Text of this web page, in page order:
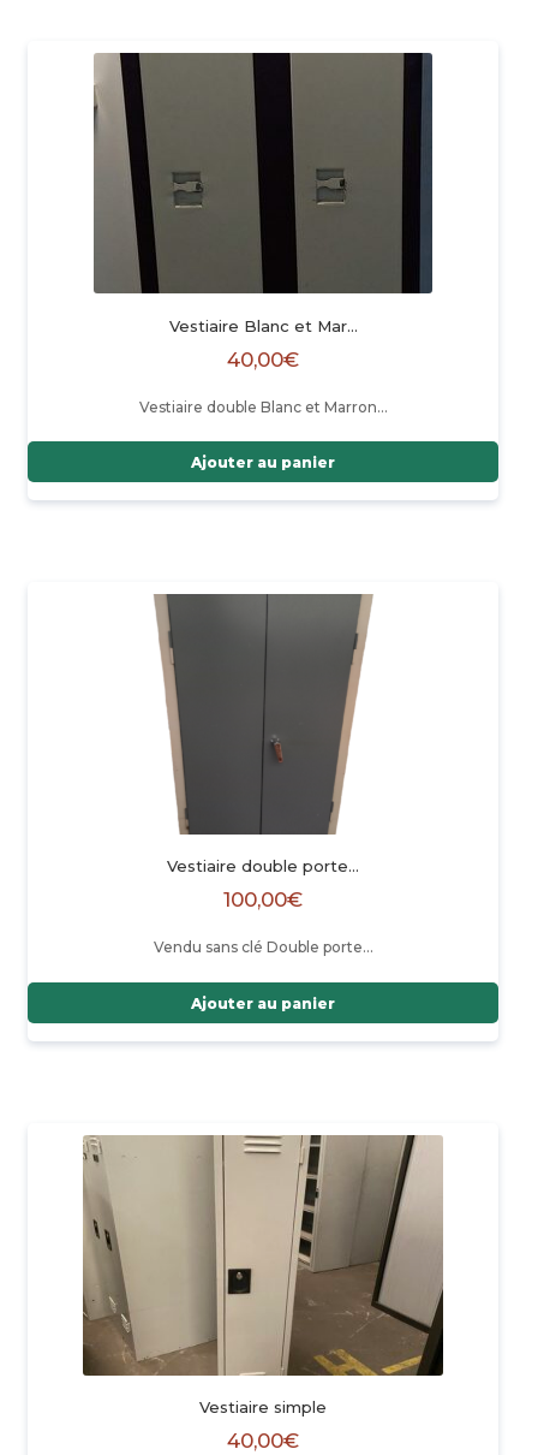
Vestiaire Blanc et Mar…
40,00€
Vestiaire double Blanc et Marron…
Ajouter au panier
Vestiaire double porte…
100,00€
Vendu sans clé Double porte…
Ajouter au panier
Vestiaire simple
40,00€